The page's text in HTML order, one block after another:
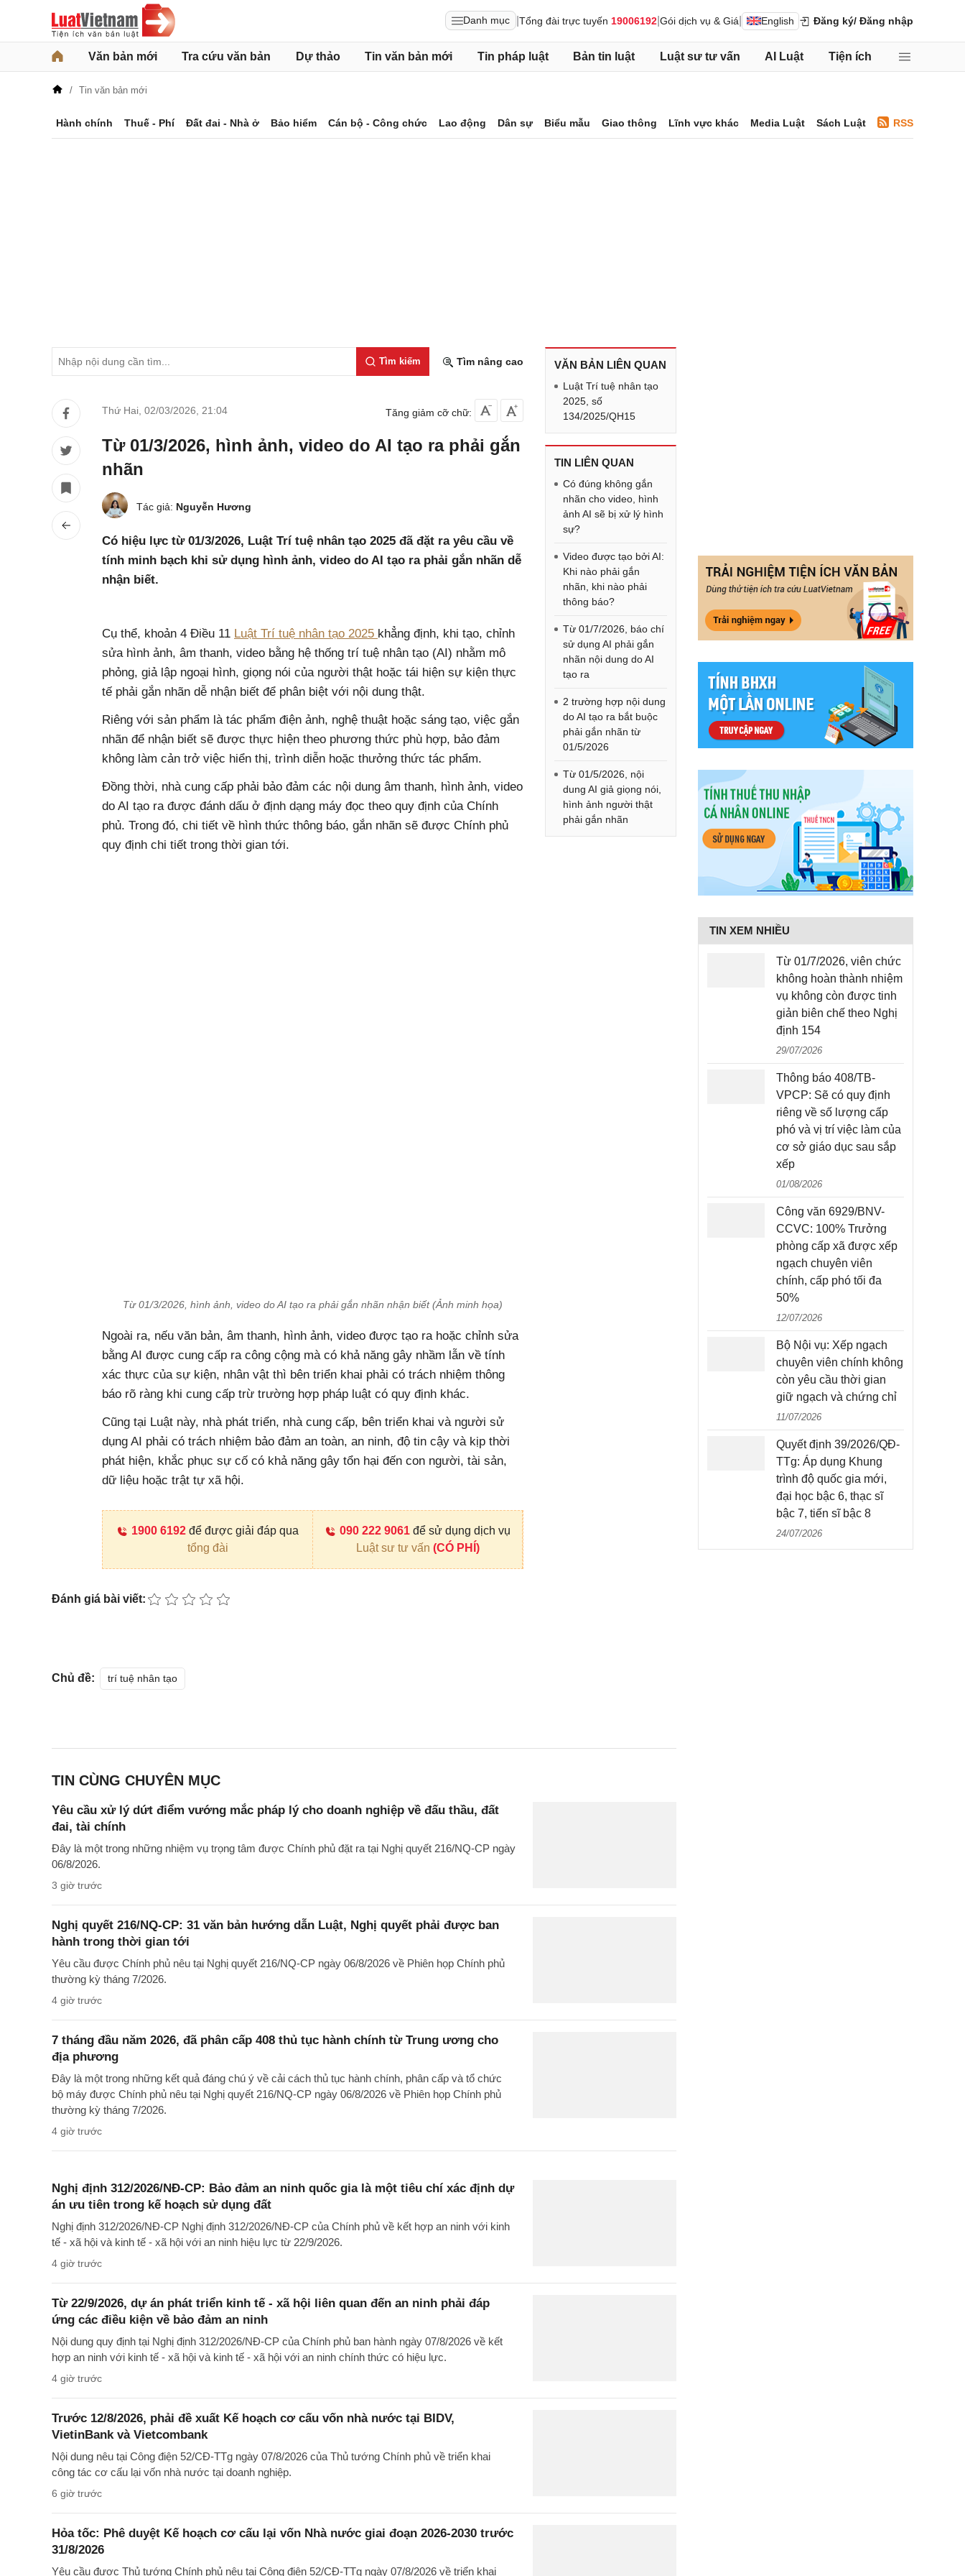
Danh mục Tổng đài trực tuyến 19006192 Gói dịch vụ & Giá English Đăng ký/ Đăng nhập
Văn bản mới Tra cứu văn bản Dự thảo Tin văn bản mới Tin pháp luật Bản tin luật Luật sư tư vấn AI Luật Tiện ích
Tin văn bản mới
Hành chính Thuế - Phí Đất đai - Nhà ở Bảo hiểm Cán bộ - Công chức Lao động Dân sự Biểu mẫu Giao thông Lĩnh vực khác Media Luật Sách Luật RSS
Tìm kiếm Tìm nâng cao
Thứ Hai, 02/03/2026 21:04 Tăng giảm cỡ chữ:
Từ 01/3/2026, hình ảnh, video do AI tạo ra phải gắn
nhãn
Tác giả: Nguyễn Hương
Có hiệu lực từ 01/3/2026, Luật Trí tuệ nhân tạo 2025 đã đặt ra yêu cầu về
tính minh bạch khi sử dụng hình ảnh, video do AI tạo ra phải gắn nhãn dễ
nhận biết.
Cụ thể, khoản 4 Điều 11 Luật Trí tuệ nhân tạo 2025 khẳng định, khi tạo, chỉnh
sửa hình ảnh, âm thanh, video bằng hệ thống trí tuệ nhân tạo (AI) nhằm mô
phỏng, giả lập ngoại hình, giọng nói của người thật hoặc tái hiện sự kiện thực
tế phải gắn nhãn dễ nhận biết để phân biệt với nội dung thật.
Riêng với sản phẩm là tác phẩm điện ảnh, nghệ thuật hoặc sáng tạo, việc gắn
nhãn để nhận biết sẽ được thực hiện theo phương thức phù hợp, bảo đảm
không làm cản trở việc hiển thị, trình diễn hoặc thưởng thức tác phẩm.
Đồng thời, nhà cung cấp phải bảo đảm các nội dung âm thanh, hình ảnh, video
do AI tạo ra được đánh dấu ở định dạng máy đọc theo quy định của Chính
phủ. Trong đó, chi tiết về hình thức thông báo, gắn nhãn sẽ được Chính phủ
quy định chi tiết trong thời gian tới.
Từ 01/3/2026, hình ảnh, video do AI tạo ra phải gắn nhãn nhận biết (Ảnh minh họa)
Ngoài ra, nếu văn bản, âm thanh, hình ảnh, video được tạo ra hoặc chỉnh sửa
bằng AI được cung cấp ra công cộng mà có khả năng gây nhầm lẫn về tính
xác thực của sự kiện, nhân vật thì bên triển khai phải có trách nhiệm thông
báo rõ ràng khi cung cấp trừ trường hợp pháp luật có quy định khác.
Cũng tại Luật này, nhà phát triển, nhà cung cấp, bên triển khai và người sử
dụng AI phải có trách nhiệm bảo đảm an toàn, an ninh, độ tin cậy và kịp thời
phát hiện, khắc phục sự cố có khả năng gây tổn hại đến con người, tài sản,
dữ liệu hoặc trật tự xã hội.
1900 6192 để được giải đáp qua
tổng đài
090 222 9061 để sử dụng dịch vụ
Luật sư tư vấn (CÓ PHÍ)
Đánh giá bài viết:
Chủ đề: trí tuệ nhân tạo
VĂN BẢN LIÊN QUAN
Luật Trí tuệ nhân tạo
2025, số
134/2025/QH15
TIN LIÊN QUAN
Có đúng không gắn
nhãn cho video, hình
ảnh AI sẽ bị xử lý hình
sự?
Video được tạo bởi AI:
Khi nào phải gắn
nhãn, khi nào phải
thông báo?
Từ 01/7/2026, báo chí
sử dụng AI phải gắn
nhãn nội dung do AI
tạo ra
2 trường hợp nội dung
do AI tạo ra bắt buộc
phải gắn nhãn từ
01/5/2026
Từ 01/5/2026, nội
dung AI giả giọng nói,
hình ảnh người thật
phải gắn nhãn
TIN CÙNG CHUYÊN MỤC
Yêu cầu xử lý dứt điểm vướng mắc pháp lý cho doanh nghiệp về đấu thầu, đất
đai, tài chính
Đây là một trong những nhiệm vụ trọng tâm được Chính phủ đặt ra tại Nghị quyết 216/NQ-CP ngày
06/8/2026.
3 giờ trước
Nghị quyết 216/NQ-CP: 31 văn bản hướng dẫn Luật, Nghị quyết phải được ban
hành trong thời gian tới
Yêu cầu được Chính phủ nêu tại Nghị quyết 216/NQ-CP ngày 06/8/2026 về Phiên họp Chính phủ
thường kỳ tháng 7/2026.
4 giờ trước
7 tháng đầu năm 2026, đã phân cấp 408 thủ tục hành chính từ Trung ương cho
địa phương
Đây là một trong những kết quả đáng chú ý về cải cách thủ tục hành chính, phân cấp và tổ chức
bộ máy được Chính phủ nêu tại Nghị quyết 216/NQ-CP ngày 06/8/2026 về Phiên họp Chính phủ
thường kỳ tháng 7/2026.
4 giờ trước
Nghị định 312/2026/NĐ-CP: Bảo đảm an ninh quốc gia là một tiêu chí xác định dự
án ưu tiên trong kế hoạch sử dụng đất
Nghị định 312/2026/NĐ-CP Nghị định 312/2026/NĐ-CP của Chính phủ về kết hợp an ninh với kinh
tế - xã hội và kinh tế - xã hội với an ninh hiệu lực từ 22/9/2026.
4 giờ trước
Từ 22/9/2026, dự án phát triển kinh tế - xã hội liên quan đến an ninh phải đáp
ứng các điều kiện về bảo đảm an ninh
Nội dung quy định tại Nghị định 312/2026/NĐ-CP của Chính phủ ban hành ngày 07/8/2026 về kết
hợp an ninh với kinh tế - xã hội và kinh tế - xã hội với an ninh chính thức có hiệu lực.
4 giờ trước
Trước 12/8/2026, phải đề xuất Kế hoạch cơ cấu vốn nhà nước tại BIDV,
VietinBank và Vietcombank
Nội dung nêu tại Công điện 52/CĐ-TTg ngày 07/8/2026 của Thủ tướng Chính phủ về triển khai
công tác cơ cấu lại vốn nhà nước tại doanh nghiệp.
6 giờ trước
Hỏa tốc: Phê duyệt Kế hoạch cơ cấu lại vốn Nhà nước giai đoạn 2026-2030 trước
31/8/2026
Yêu cầu được Thủ tướng Chính phủ nêu tại Công điện 52/CĐ-TTg ngày 07/8/2026 về triển khai
TIN XEM NHIỀU
Từ 01/7/2026, viên chức
không hoàn thành nhiệm
vụ không còn được tinh
giản biên chế theo Nghị
định 154
29/07/2026
Thông báo 408/TB-
VPCP: Sẽ có quy định
riêng về số lượng cấp
phó và vị trí việc làm của
cơ sở giáo dục sau sắp
xếp
01/08/2026
Công văn 6929/BNV-
CCVC: 100% Trưởng
phòng cấp xã được xếp
ngạch chuyên viên
chính, cấp phó tối đa
50%
12/07/2026
Bộ Nội vụ: Xếp ngạch
chuyên viên chính không
còn yêu cầu thời gian
giữ ngạch và chứng chỉ
11/07/2026
Quyết định 39/2026/QĐ-
TTg: Áp dụng Khung
trình độ quốc gia mới,
đại học bậc 6, thạc sĩ
bậc 7, tiến sĩ bậc 8
24/07/2026